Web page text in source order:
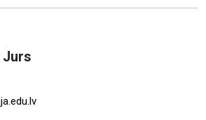
Jurs